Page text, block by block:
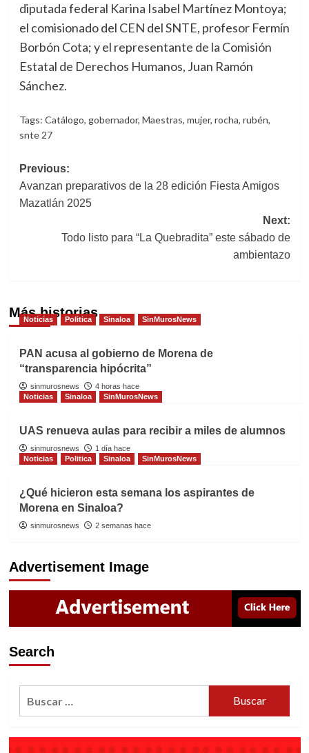
diputada federal Karina Isabel Martínez Montoya;
el comisionado del CEN del SNTE, profesor Fermín
Borbón Cota; y el representante de la Comisión
Estatal de Derechos Humanos, Juan Ramón
Sánchez.
Tags: Catálogo, gobernador, Maestras, mujer, rocha, rubén,
snte 27
Post
navigation
Previous:
Avanzan preparativos de la 28 edición Fiesta Amigos
Mazatlán 2025
Next:
Todo listo para “La Quebradita” este sábado de
ambientazo
Más historias
Noticias Politica Sinaloa SinMurosNews
PAN acusa al gobierno de Morena de
“transparencia hipócrita”
sinmurosnews
4 horas hace
Noticias
Sinaloa SinMurosNews
UAS renueva aulas para recibir a miles de alumnos
sinmurosnews
1 día hace
Noticias
Politica Sinaloa SinMurosNews
¿Qué hicieron esta semana los aspirantes de
Morena en Sinaloa?
sinmurosnews 2 semanas hace
Advertisement Image
Search